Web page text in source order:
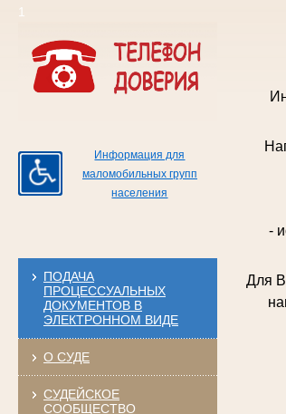
1
Информация для
маломобильных групп
населения
ПОДАЧА
ПРОЦЕССУАЛЬНЫХ
ДОКУМЕНТОВ В
ЭЛЕКТРОННОМ ВИДЕ
О СУДЕ
СУДЕЙСКОЕ
СООБЩЕСТВО
-
Для